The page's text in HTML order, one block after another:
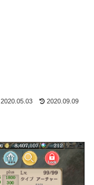
2020.05.03 2020.09.09